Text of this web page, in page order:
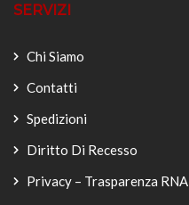
SERVIZI
Chi Siamo
Contatti
Spedizioni
Diritto Di Recesso
Privacy – Trasparenza RNA